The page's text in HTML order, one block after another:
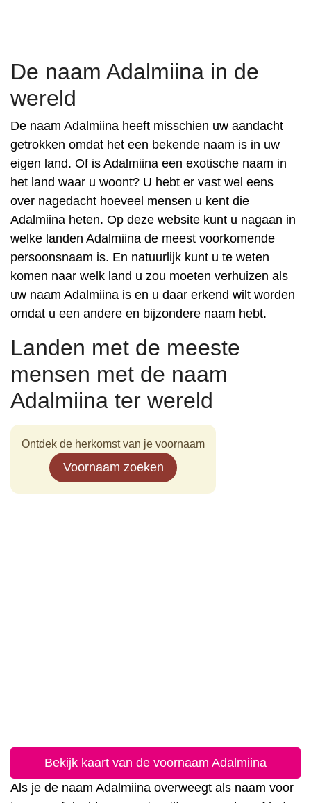
De naam Adalmiina in de
wereld
De naam Adalmiina heeft misschien uw aandacht
getrokken omdat het een bekende naam is in uw
eigen land. Of is Adalmiina een exotische naam in
het land waar u woont? U hebt er vast wel eens
over nagedacht hoeveel mensen u kent die
Adalmiina heten. Op deze website kunt u nagaan in
welke landen Adalmiina de meest voorkomende
persoonsnaam is. En natuurlijk kunt u te weten
komen naar welk land u zou moeten verhuizen als
uw naam Adalmiina is en u daar erkend wilt worden
omdat u een andere en bijzondere naam hebt.
Landen met de meeste
mensen met de naam
Adalmiina ter wereld
Ontdek de herkomst van je voornaam
Voornaam zoeken
Bekijk kaart van de voornaam Adalmiina
Als je de naam Adalmiina overweegt als naam voor